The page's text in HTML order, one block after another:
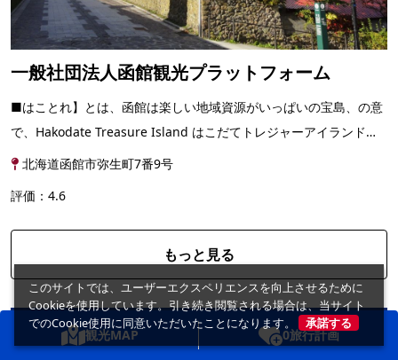
一般社団法人函館観光プラットフォーム
■はことれ】とは、函館は楽しい地域資源がいっぱいの宝島、の意
で、Hakodate Treasure Island はこだてトレジャーアイランドの
略称です。 《体験予約・はことれ》では、函館を中核...
北海道函館市弥生町7番9号
評価：4.6
もっと見る
観光MAP 0旅行計画
このサイトでは、ユーザーエクスペリエンスを向上させるために
Cookieを使用しています。引き続き閲覧される場合は、当サイト
でのCookie使用に同意いただいたことになります。
承諾する